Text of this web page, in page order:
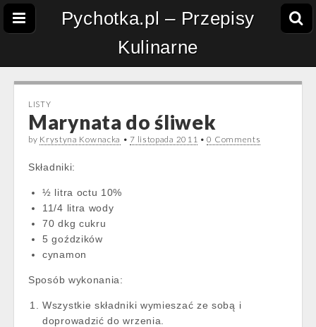
Pychotka.pl – Przepisy
Kulinarne
LISTY
Marynata do śliwek
by Krystyna Kownacka •7 listopada 2011 •0 Comments
Składniki:
½ litra octu 10%
11/4 litra wody
70 dkg cukru
5 goździków
cynamon
Sposób wykonania:
Wszystkie składniki wymieszać ze sobą i
doprowadzić do wrzenia.